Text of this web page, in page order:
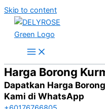
Skip to content
Harga Borong
Dapatkan Harga
Kami di WhatsApp